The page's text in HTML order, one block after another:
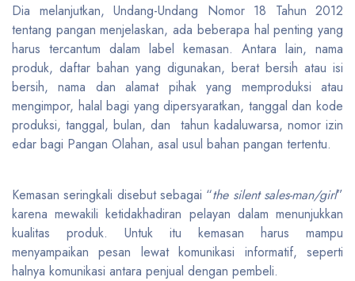
Dia melanjutkan, Undang-Undang Nomor 18 Tahun 2012
tentang pangan menjelaskan, ada beberapa hal penting yang
harus tercantum dalam label kemasan. Antara lain, nama
produk, daftar bahan yang digunakan, berat bersih atau isi
bersih, nama dan alamat pihak yang memproduksi atau
mengimpor, halal bagi yang dipersyaratkan, tanggal dan kode
produksi, tanggal, bulan, dan tahun kadaluwarsa, nomor izin
edar bagi Pangan Olahan, asal usul bahan pangan tertentu.
Kemasan seringkali disebut sebagai “the silent sales-man/girl”
karena mewakili ketidakhadiran pelayan dalam menunjukkan
kualitas produk. Untuk itu kemasan harus mampu
menyampaikan pesan lewat komunikasi informatif, seperti
halnya komunikasi antara penjual dengan pembeli.